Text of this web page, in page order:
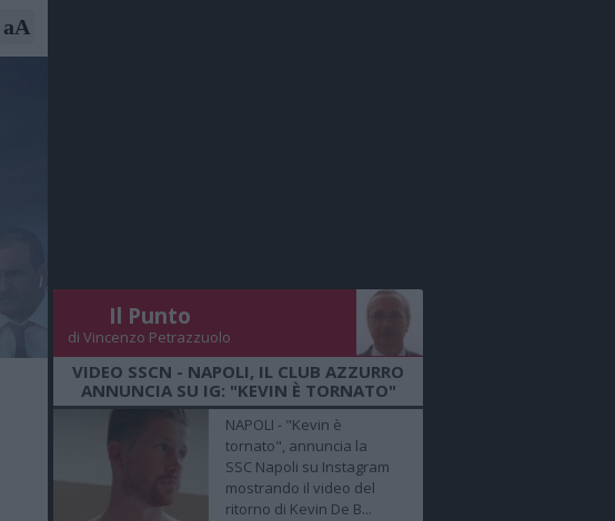
aA
Il Punto
di Vincenzo Petrazzuolo
VIDEO SSCN - NAPOLI, IL CLUB AZZURRO
ANNUNCIA SU IG: "KEVIN È TORNATO"
NAPOLI - "Kevin è
tornato", annuncia la
SSC Napoli su Instagram
mostrando il video del
ritorno di Kevin De B...